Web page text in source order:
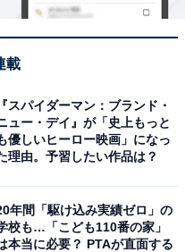
2名様のためだけの
載
『スパイダーマン：ブランド・
ュー・デイ』が「史上もっと
優しいヒーロー映画」になっ
理由。予習したい作品は？
年間「駆け込み実績ゼロ」の
校も…「こども110番の家」
本当に必要？ PTAが直面する